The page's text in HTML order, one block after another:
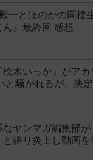
一とほのかの同棲
』最終回 感想
木いっか」がアカ
と騒がれるが、決
ヤンマガ編集部
語り炎上し動画